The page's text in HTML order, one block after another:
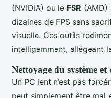
(NVIDIA) ou le FSR (AMD)
dizaines de FPS sans
visuelle. Ces outils
intelligemment, allégeant
Nettoyage du système et
Un PC lent n’est pas
peut simplement être mal